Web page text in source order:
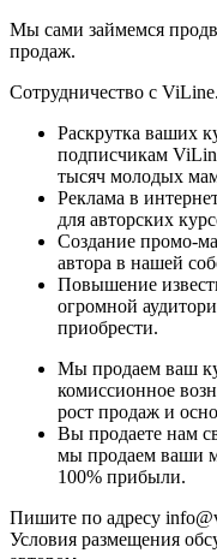
Мы сами займемся
продаж.
Сотрудничество с
Раскрутка ваших
подписчикам
тысяч молодых
Реклама в
для авторских
Создание промо-
автора в нашей
Повышение
огромной
приобрести.
Мы продаем ваш
комиссионное
рост продаж и
Вы продаете нам
мы продаем ваши
100% прибыли.
Пишите по адресу
Условия размещения